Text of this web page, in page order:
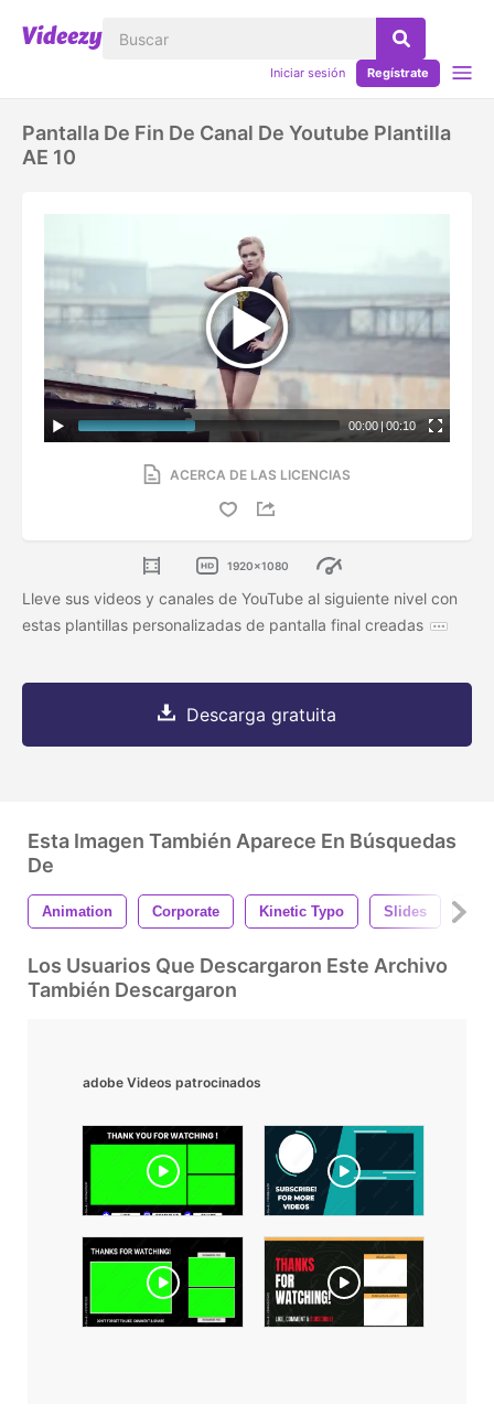
Iniciar sesión Regístrate
Pantalla De Fin De Canal De Youtube Plantilla
AE 10
00:00 | 00:10
ACERCA DE LAS LICENCIAS
1920x1080
Lleve sus videos y canales de YouTube al siguiente nivel con
estas plantillas personalizadas de pantalla final creadas
Descarga gratuita
Esta Imagen También Aparece En Búsquedas
De
Animation Corporate Kinetic Typo Slides
Los Usuarios Que Descargaron Este Archivo
También Descargaron
adobe Videos patrocinados